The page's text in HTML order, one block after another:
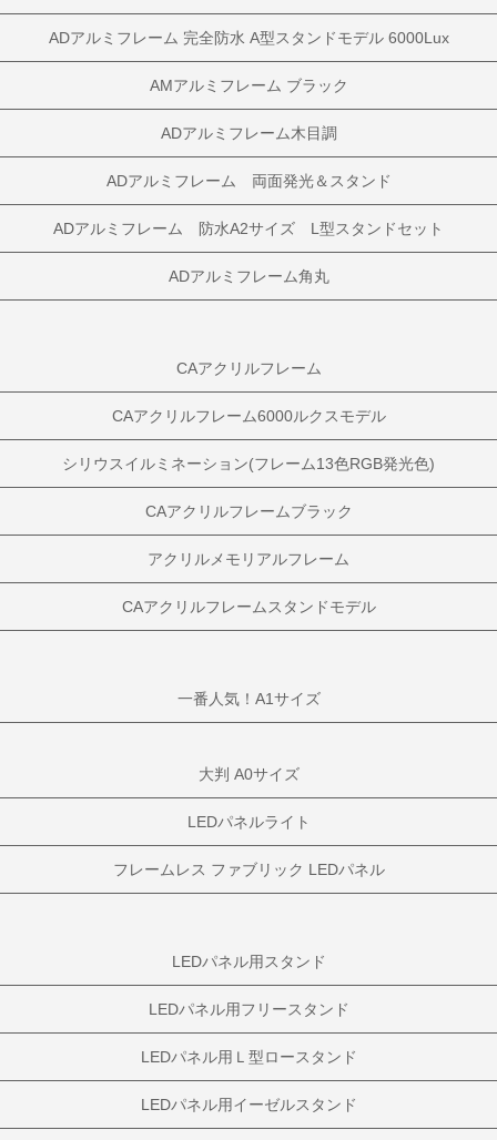
ADアルミフレーム 完全防水 A型スタンドモデル 6000Lux
AMアルミフレーム ブラック
ADアルミフレーム木目調
ADアルミフレーム 両面発光＆スタンド
ADアルミフレーム 防水A2サイズ L型スタンドセット
ADアルミフレーム角丸
CAアクリルフレーム
CAアクリルフレーム6000ルクスモデル
シリウスイルミネーション(フレーム13色RGB発光色)
CAアクリルフレームブラック
アクリルメモリアルフレーム
CAアクリルフレームスタンドモデル
一番人気！A1サイズ
大判 A0サイズ
LEDパネルライト
フレームレス ファブリック LEDパネル
LEDパネル用スタンド
LEDパネル用フリースタンド
LEDパネル用Ｌ型ロースタンド
LEDパネル用イーゼルスタンド